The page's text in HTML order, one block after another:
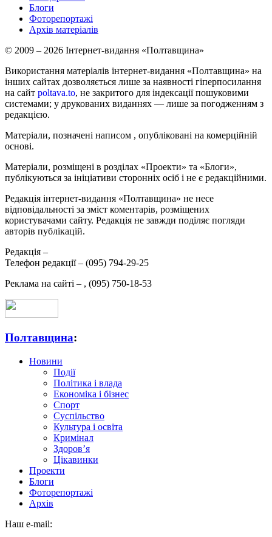
Блоги
Фоторепортажі
Архів матеріалів
© 2009 – 2026 Інтернет-видання «Полтавщина»
Використання матеріалів інтернет-видання «Полтавщина» на
інших сайтах дозволяється лише за наявності гіперпосилання
на сайт poltava.to, не закритого для індексації пошуковими
системами; у друкованих виданнях — лише за погодженням з
редакцією.
Матеріали, позначені написом , опубліковані на комерційній
основі.
Матеріали, розміщені в розділах «Проекти» та «Блоги»,
публікуються за ініціативи сторонніх осіб і не є редакційними.
Редакція інтернет-видання «Полтавщина» не несе
відповідальності за зміст коментарів, розміщених
користувачами сайту. Редакція не завжди поділяє погляди
авторів публікацій.
Редакція –
Телефон редакції – (095) 794-29-25
Реклама на сайті – , (095) 750-18-53
Полтавщина:
Новини
Події
Політика і влада
Економіка і бізнес
Спорт
Суспільство
Культура і освіта
Кримінал
Здоров’я
Цікавинки
Проекти
Блоги
Фоторепортажі
Архів
Наш e-mail: